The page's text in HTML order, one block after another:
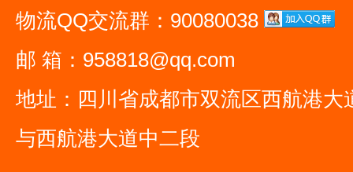
物流QQ交流群：90080038
邮 箱：958818@qq.com
地址：四川省成都市双流区西航港大
与西航港大道中二段